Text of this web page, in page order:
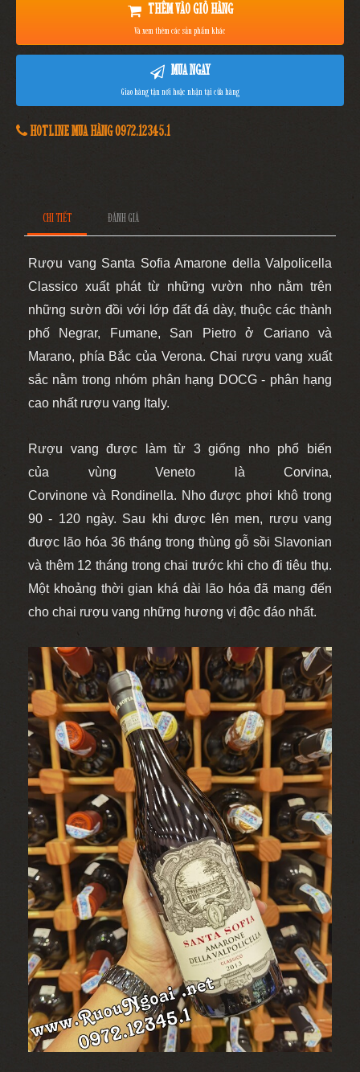
THÊM VÀO GIỎ HÀNG
Và xem thêm các sản phẩm khác
MUA NGAY
Giao hàng tận nơi hoặc nhận tại cửa hàng
HOTLINE MUA HÀNG 0972.12345.1
CHI TIẾT ĐÁNH GIÁ
Rượu vang Santa Sofia Amarone della Valpolicella
Classico xuất phát từ những vườn nho nằm trên
những sườn đồi với lớp đất đá dày, thuộc các thành
phố Negrar, Fumane, San Pietro ở Cariano và
Marano, phía Bắc của Verona. Chai rượu vang xuất
sắc nằm trong nhóm phân hạng DOCG - phân hạng
cao nhất rượu vang Italy.
Rượu vang được làm từ 3 giống nho phổ biến
của vùng Veneto là Corvina,
Corvinone và Rondinella. Nho được phơi khô trong
90 - 120 ngày. Sau khi được lên men, rượu vang
được lão hóa 36 tháng trong thùng gỗ sồi Slavonian
và thêm 12 tháng trong chai trước khi cho đi tiêu thụ.
Một khoảng thời gian khá dài lão hóa đã mang đến
cho chai rượu vang những hương vị độc đáo nhất.